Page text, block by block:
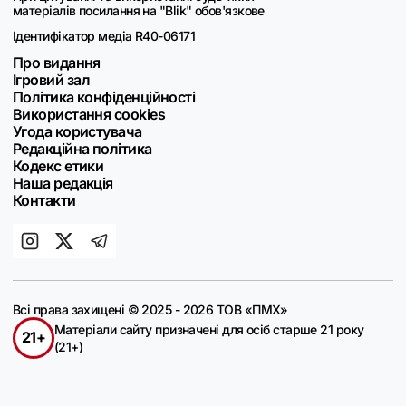
матеріалів посилання на "Blik" обов'язкове
Ідентифікатор медіа R40-06171
Про видання
Ігровий зал
Політика конфіденційності
Використання cookies
Угода користувача
Редакційна політика
Кодекс етики
Наша редакція
Контакти
Всі права захищені © 2025 - 2026 ТОВ «ПМХ»
21+
Матеріали сайту призначені для осіб старше 21 року
(21+)